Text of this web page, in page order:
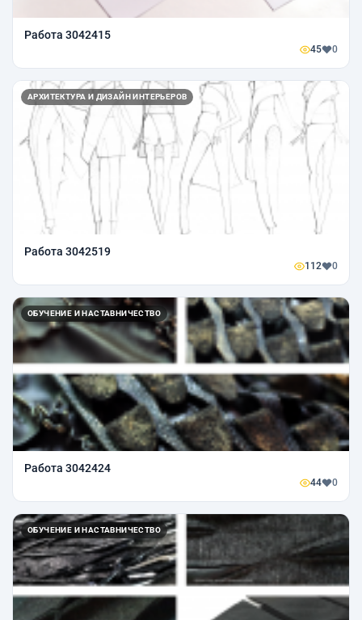
Работа 3042415
45 0
АРХИТЕКТУРА И ДИЗАЙН ИНТЕРЬЕРОВ
Работа 3042519
112 0
ОБУЧЕНИЕ И НАСТАВНИЧЕСТВО
Работа 3042424
44 0
ОБУЧЕНИЕ И НАСТАВНИЧЕСТВО